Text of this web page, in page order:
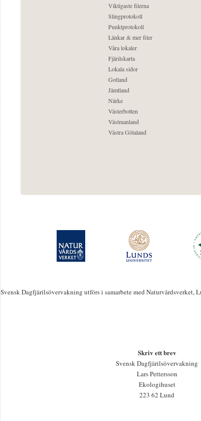
Viktigaste filerna
Slingprotokoll
Punktprotokoll
Länkar & mer filer
Våra lokaler
Fjärilskarta
Lokala sidor
Gotland
Jämtland
Närke
Västerbotten
Västmanland
Västra Götaland
Svensk Dagfjärilsövervakning utförs i samarbete med
Skriv ett brev
Svensk Dagfjärilsövervakning
Lars Pettersson
Ekologihuset
223 62 Lund